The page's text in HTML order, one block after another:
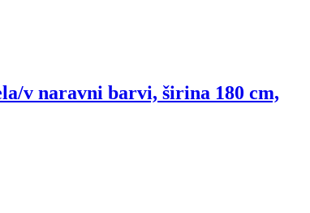
v naravni barvi, širina 180 cm,